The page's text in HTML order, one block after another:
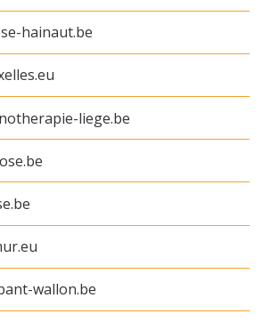
hainaut.be
liege.be
wallon.be